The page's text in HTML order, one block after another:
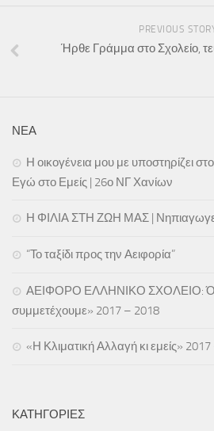
Ήρθε Γράμμα στο Σχολείο
Asclipiada Magazine Vol. 3
ΕΝΗΜΕΡΟΣ
25.05.18 | Υποβολή Φόρμας
Ενημέρωση ΥΣΔ ΠΕ Χανίων για
Προγράμματα ΚΠΕ, etwinning, ΜΚΟ
Προεγγραφή στο Εθνικό Δίκτυο
PREVIOUS
Ήρθε Γράμμα στο Σχολείο,
ΝΕΑ
Η οικογένεια μου με υποστηρίζει
Εγώ στο Εμείς | 26ο ΝΓ Χανίων
Η ΦΙΛΙΑ ΣΤΗ ΖΩΗ ΜΑΣ |
“Το ταξίδι προς την Αειφορία”
ΑΕΙΦΟΡΟ ΕΛΛΗΝΙΚΟ ΣΧΟΛΕΙΟ:
συμμετέχουμε» 2017 – 2018
«Η Κλιματική Αλλαγή κι εμείς»
ΚΑΤΗΓΟΡΊΕΣ